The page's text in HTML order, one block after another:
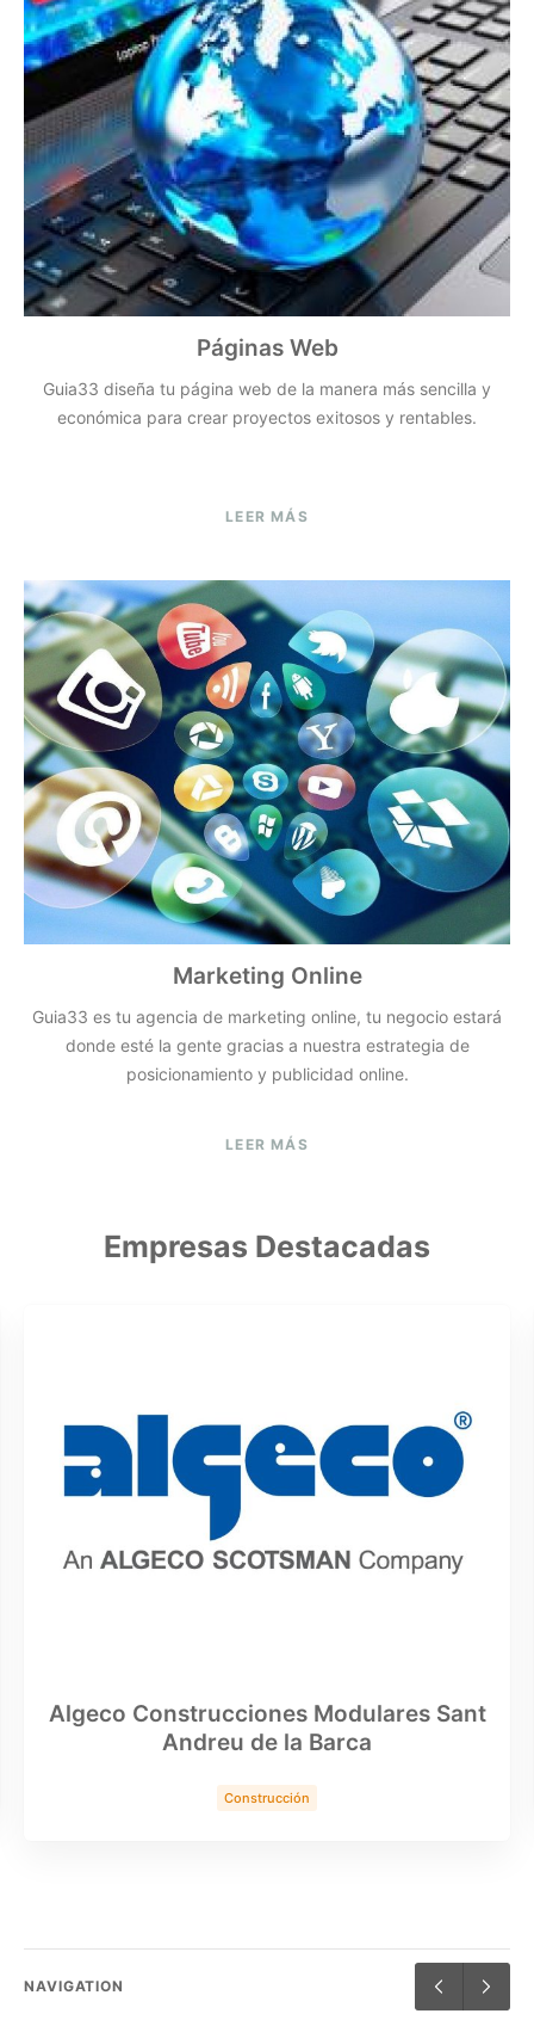
Páginas Web
Guia33 diseña tu página web de la manera más sencilla y
económica para crear proyectos exitosos y rentables.
LEER MÁS
Marketing Online
Guia33 es tu agencia de marketing online, tu negocio estará
donde esté la gente gracias a nuestra estrategia de
posicionamiento y publicidad online.
LEER MÁS
Empresas Destacadas
Algeco Construcciones Modulares Sant
Andreu de la Barca
Construcción
NAVIGATION